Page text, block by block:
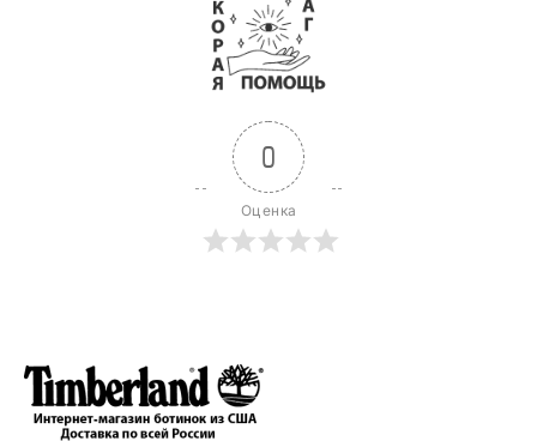
0
Оценка